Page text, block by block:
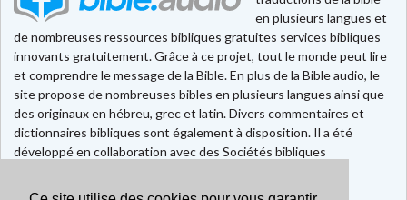
en plusieurs langues et
de nombreuses ressources bibliques gratuites services bibliques
innovants gratuitement. Grâce à ce projet, tout le monde peut lire
et comprendre le message de la Bible. En plus de la Bible audio, le
site propose de nombreuses bibles en plusieurs langues ainsi que
des originaux en hébreu, grec et latin. Divers commentaires et
dictionnaires bibliques sont également à disposition. Il a été
développé en collaboration avec des Sociétés bibliques